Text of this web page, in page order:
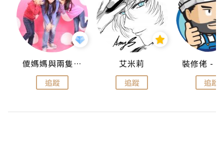
儍媽媽與兩隻小魔怪之家
追蹤
艾米莉
追蹤 追蹤